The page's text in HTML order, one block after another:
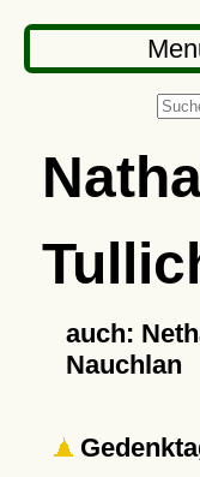
auch:
Nauchlan